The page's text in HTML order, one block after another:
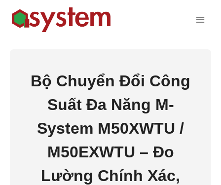
Bộ Chuyển Đổi Công
Suất Đa Năng M-
System M50XWTU /
M50EXWTU – Đo
Lường Chính Xác,